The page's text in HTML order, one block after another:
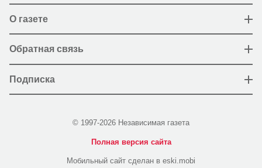
О газете
Обратная связь
Подписка
© 1997-2026 Независимая газета
Полная версия сайта
Мобильный сайт сделан в eski.mobi